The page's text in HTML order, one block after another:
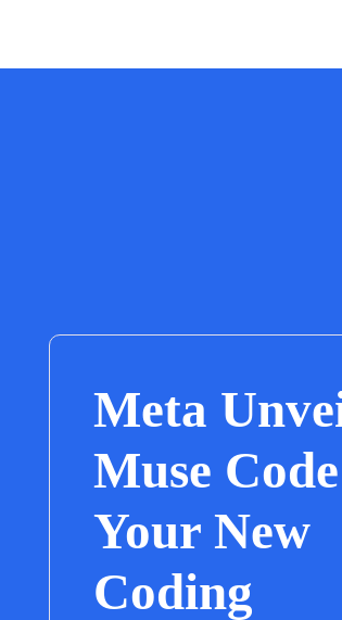
Meta
Muse
Your New
Coding